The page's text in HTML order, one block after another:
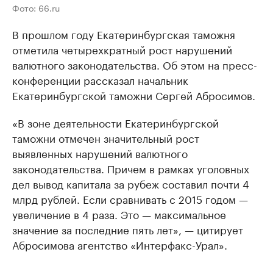
Фото: 66.ru
В прошлом году Екатеринбургская таможня
отметила четырехкратный рост нарушений
валютного законодательства. Об этом на пресс-
конференции рассказал начальник
Екатеринбургской таможни Сергей Абросимов.
«В зоне деятельности Екатеринбургской
таможни отмечен значительный рост
выявленных нарушений валютного
законодательства. Причем в рамках уголовных
дел вывод капитала за рубеж составил почти 4
млрд рублей. Если сравнивать с 2015 годом —
увеличение в 4 раза. Это — максимальное
значение за последние пять лет», — цитирует
Абросимова агентство «Интерфакс-Урал».